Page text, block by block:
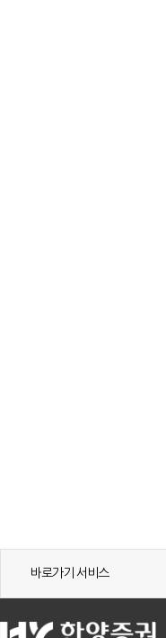
바로가기 서비스